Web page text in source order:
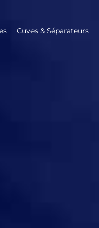
Cuves & Séparateurs